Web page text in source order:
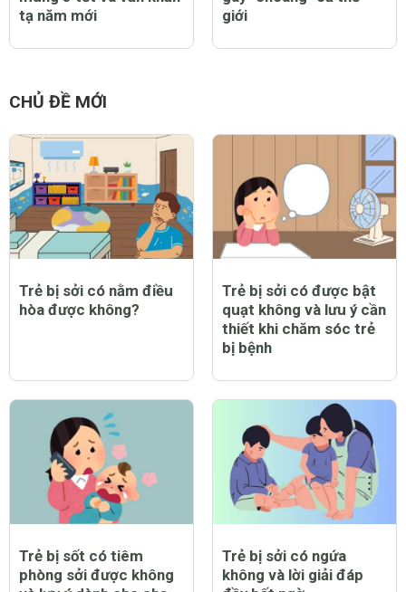
tạ năm mới
CHỦ ĐỀ MỚI
Trẻ bị sởi có nằm điều
hòa được không?
Trẻ bị sởi có được bật
quạt không và lưu ý cần
thiết khi chăm sóc trẻ
bị bệnh